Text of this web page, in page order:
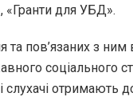
«Гранти для УБД».
та пов’язаних з
соціального
слухачі